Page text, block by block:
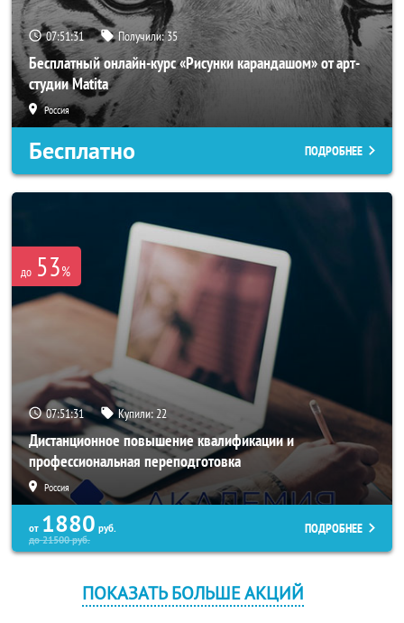
07:51:29 Получили:35
Бесплатный онлайн-курс «Рисунки карандашом» от арт-
студии Matita
Россия
Бесплатно ПОДРОБНЕЕ
до 53%
07:51:29 Купили:22
Дистанционное повышение квалификации и
профессиональная переподготовка
Россия
от 1880 руб.
до21500руб.
ПОДРОБНЕЕ
ПОКАЗАТЬ БОЛЬШЕ АКЦИЙ